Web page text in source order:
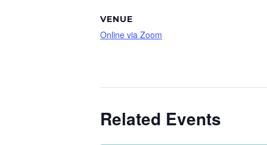
VENUE
Online via Zoom
Related Events